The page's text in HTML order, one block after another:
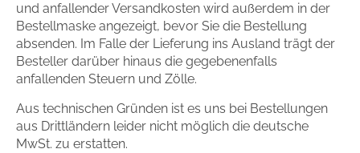
und anfallender Versandkosten wird außerdem in der
Bestellmaske angezeigt, bevor Sie die Bestellung
absenden. Im Falle der Lieferung ins Ausland trägt der
Besteller darüber hinaus die gegebenenfalls
anfallenden Steuern und Zölle.
Aus technischen Gründen ist es uns bei Bestellungen
aus Drittländern leider nicht möglich die deutsche
MwSt. zu erstatten.